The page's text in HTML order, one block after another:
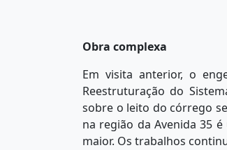
Obra complexa
Em visita anterior, o
Reestruturação do
sobre o leito do córrego
na região da Avenida 35
maior. Os trabalhos